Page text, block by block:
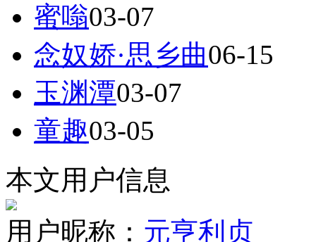
蜜嗡03-07
念奴娇·思乡曲06-15
玉渊潭03-07
童趣03-05
本文用户信息
用户昵称： 元亨利贞